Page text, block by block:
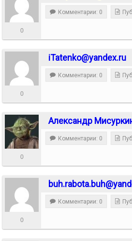
0
Комментарии: 0
iTatenko@yandex.ru
0
Комментарии: 0
Александр
0
Комментарии: 0
0
Комментарии: 0